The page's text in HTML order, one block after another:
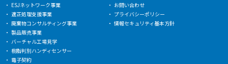
ESJネットワーク事業
適正処理支援事業
廃棄物コンサルティング事業
製品販売事業
バーチャル工場見学
樹脂判別ハンディセンサー
電子契約
お問い合わせ
プライバシーポリシー
情報セキュリティ基本方針